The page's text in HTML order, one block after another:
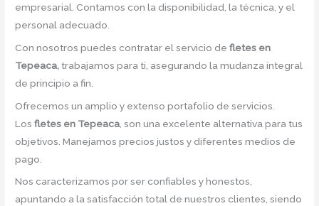
empresarial. Contamos con la disponibilidad, la técnica, y el
personal adecuado.
Con nosotros puedes contratar el servicio defletes en
Tepeaca, trabajamos para ti, asegurando la mudanza integral
de principio a fin.
Ofrecemos un amplio y extenso portafolio de servicios.
Losfletes en Tepeaca , son una excelente alternativa para tus
objetivos. Manejamos precios justos y diferentes medios de
pago.
Nos caracterizamos por ser confiables y honestos,
apuntando a la satisfacción total de nuestros clientes, siendo